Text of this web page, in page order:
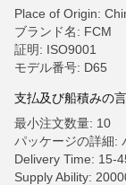
Place of Origin:
ブランド名: FCM
証明: ISO9001
モデル番号: D65
支払及び船積みの
最小注文数量: 10
パッケージの詳細:
Delivery Time: 15-
Supply Ability: